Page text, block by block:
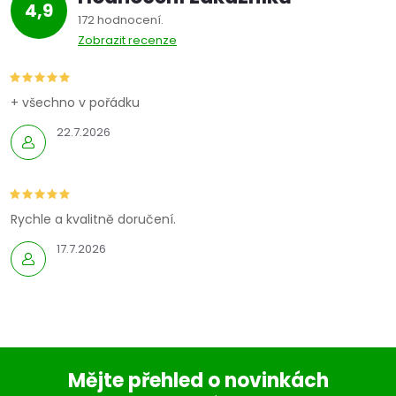
4,9
172 hodnocení
Zobrazit recenze
22.7.2026
+ všechno v pořádku
17.7.2026
Rychle a kvalitně doručení.
Mějte přehled o novinkách